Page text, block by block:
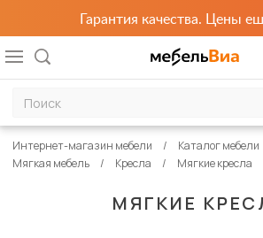
Гарантия качества. Цены
МЯГКИЕ
Интернет-магазин мебели
Каталог мебели
Мягкая мебель
Кресла Мягкие кресла